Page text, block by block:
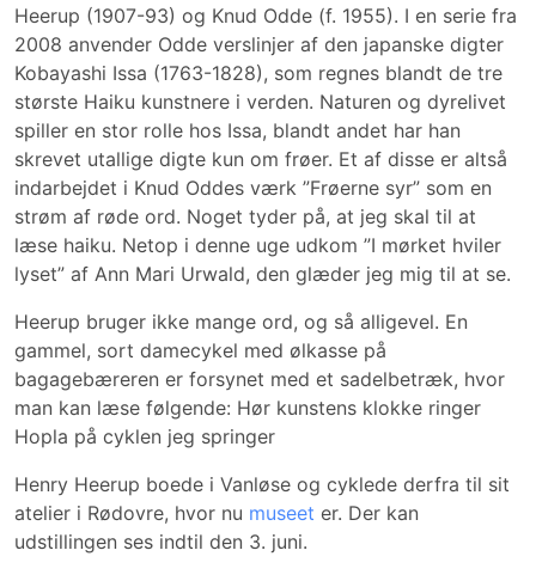
Heerup (1907-93) og Knud Odde (f. 1955). I en serie fra
2008 anvender Odde verslinjer af den japanske digter
Kobayashi Issa (1763-1828), som regnes blandt de tre
største Haiku kunstnere i verden. Naturen og dyrelivet
spiller en stor rolle hos Issa, blandt andet har han
skrevet utallige digte kun om frøer. Et af disse er altså
indarbejdet i Knud Oddes værk ”Frøerne syr” som en
strøm af røde ord. Noget tyder på, at jeg skal til at
læse haiku. Netop i denne uge udkom ”I mørket hviler
lyset” af Ann Mari Urwald, den glæder jeg mig til at se.
Heerup bruger ikke mange ord, og så alligevel. En
gammel, sort damecykel med ølkasse på
bagagebæreren er forsynet med et sadelbetræk, hvor
man kan læse følgende: Hør kunstens klokke ringer
Hopla på cyklen jeg springer
Henry Heerup boede i Vanløse og cyklede derfra til sit
atelier i Rødovre, hvor nu museet er. Der kan
udstillingen ses indtil den 3. juni.